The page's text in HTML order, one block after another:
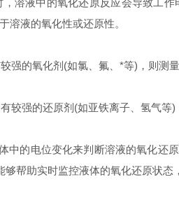
液中的氧化还原反应会导致工作
溶液的氧化性或还原性。
的氧化剂(如氯、氟、*等)，则测量
强的还原剂(如亚铁离子、氢气等)
的电位变化来判断溶液的氧化还原
帮助实时监控液体的氧化还原状